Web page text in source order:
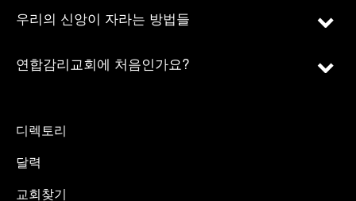
우리의 신앙이 자라는 방법들
연합감리교회에 처음인가요?
디렉토리
달력
교회찾기